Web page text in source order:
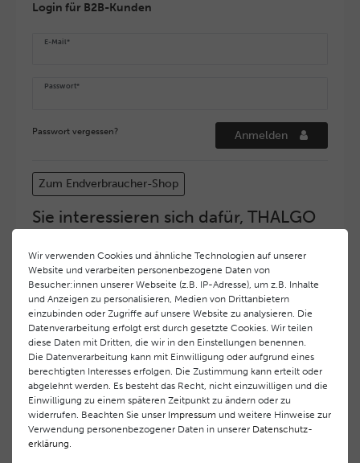
Login für B2B-Kunden
E-Mail*
Passwort*
Passwort vergessen? Anmelden
Zum Endverbraucher-Shop
Sie interessieren sich dafür, THALGO
COSMETIC Partner und Depositär zu
werden?
Hohe Servicequalität und ein exzellentes Markenimage
haben bei
THALGO COSMETIC oberste Priorität.
Anspruchsvollen Endverbrauchern möchten wir ein
hohes Qualitätsniveau und gleichzeitig eine
überdurchschnittliche Behandlungs- und Serviceleistung
gewährleisten. Deshalb haben wir ein selektives
Vertriebssystem eingeführt. THALGO COSMETICPartner
werden auf diese Weise wirtschaftlich unterstützt,
während Endverbrauchern eine stets gleichbleibend hohe
Dienstleistungsqualität und ein innovatives Produkt- und
Behandlungsprogramm geboten wird.
Wir verwenden Cookies und ähnliche Technologien auf unserer
Website und verarbeiten personenbezogene Daten von
Besucher:innen unserer Webseite (z.B. IP-Adresse), um z.B. Inhalte
und Anzeigen zu personalisieren, Medien von Drittanbietern
einzubinden oder Zugriffe auf unsere Website zu analysieren. Die
Datenverarbeitung erfolgt erst durch gesetzte Cookies. Wir teilen
diese Daten mit Dritten, die wir in den Einstellungen benennen.
Die Datenverarbeitung kann mit Einwilligung oder aufgrund eines
berechtigten Interesses erfolgen. Die Zustimmung kann erteilt oder
abgelehnt werden. Es besteht das Recht, nicht einzuwilligen und die
Einwilligung zu einem späteren Zeitpunkt zu ändern oder zu
widerrufen. Beachten Sie unser Impressum und weitere Hinweise zur
Verwendung personenbezogener Daten in unserer Daten­schutz­
erklärung.